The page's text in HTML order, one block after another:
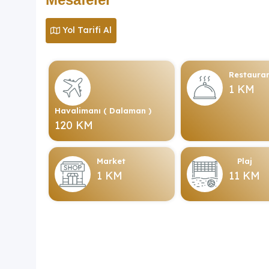
Yol Tarifi Al
Havalimanı ( Dalaman )
120 KM
1 KM
Market
1 KM
Plaj
11 KM